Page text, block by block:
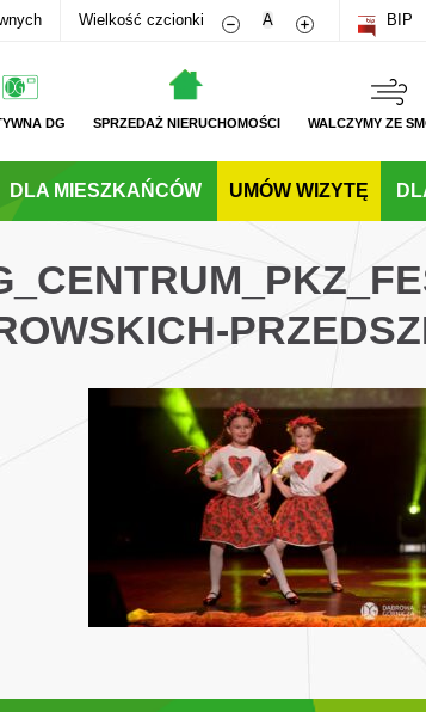
Wielkość czcionki Zmniejsz rozmiar czcionki
A Zwiększ BIP
DG SPRZEDAŻ NIERUCHOMOŚCI WALCZYMY ZE
DLA MIESZKAŃCÓW UMÓW WIZYTĘ